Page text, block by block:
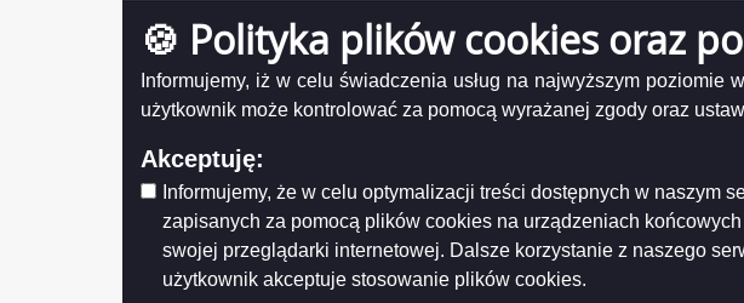
🍪 Polityka plików cookies oraz
Informujemy, iż w celu świadczenia usług na najwyższym
użytkownik może kontrolować za pomocą wyrażanej zgody oraz
Akceptuję:
Informujemy, że w celu optymalizacji treści dostępnych w naszym
zapisanych za pomocą plików cookies na urządzeniach
swojej przeglądarki internetowej. Dalsze korzystanie z naszego
użytkownik akceptuje stosowanie plików cookies.
Administracja
Zaloguj się
Otwarte dane
XML
JSON
CSV
maj
czerwiec
sierpień
październik
listopad
grudzień